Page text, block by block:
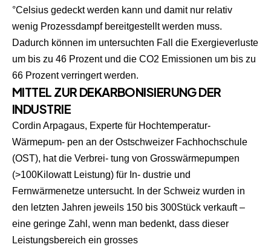
°Celsius gedeckt werden kann und damit nur relativ
wenig Prozessdampf bereitgestellt werden muss.
Dadurch können im untersuchten Fall die Exergieverluste
um bis zu 46 Prozent und die CO2­ Emissionen um bis zu
66 Prozent verringert werden.
MITTEL ZUR DEKARBONISIERUNG DER
INDUSTRIE
Cordin Arpagaus, Experte für Hochtemperatur-
Wärmepum- pen an der Ostschweizer Fachhochschule
(OST), hat die Verbrei- tung von Grosswärmepumpen
(>100Kilowatt Leistung) für In- dustrie und
Fernwärmenetze untersucht. In der Schweiz wurden in
den letzten Jahren jeweils 150 bis 300Stück verkauft –
eine geringe Zahl, wenn man bedenkt, dass dieser
Leistungsbereich ein grosses